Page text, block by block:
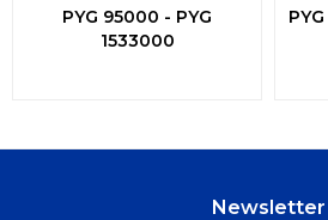
3en1-
PYG 95000 - PYG
1533000
PYG
Newsletter